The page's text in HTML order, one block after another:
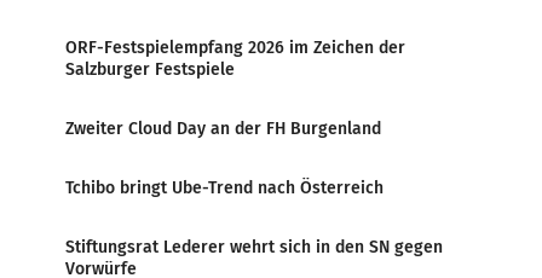
ORF-Festspielempfang 2026 im Zeichen der
Salzburger Festspiele
Zweiter Cloud Day an der FH Burgenland
Tchibo bringt Ube-Trend nach Österreich
Stiftungsrat Lederer wehrt sich in den SN gegen
Vorwürfe